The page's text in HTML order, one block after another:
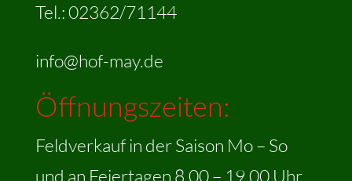
Tel.: 02362/71144
info@hof-may.de
Öffnungszeiten:
Feldverkauf in der Saison Mo – So
und an Feiertagen 8.00 – 19.00 Uhr